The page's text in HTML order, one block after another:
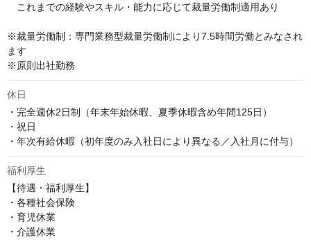
これまでの経験やスキル・能力に応じて裁量労働制適用あり
※裁量労働制：専門業務型裁量労働制により7.5時間労働とみなされ
ます
※原則出社勤務
休日
・完全週休2日制（年末年始休暇、夏季休暇含め年間125日）
・祝日
・年次有給休暇（初年度のみ入社日により異なる／入社月に付与）
福利厚生
【待遇・福利厚生】
・各種社会保険
・育児休業
・介護休業